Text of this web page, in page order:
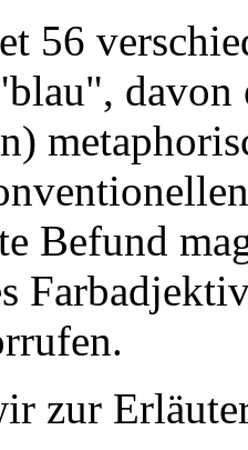
56
davon
Befund
zur